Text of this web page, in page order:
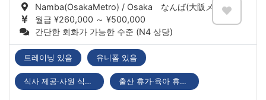
Namba(OsakaMetro) / Osaka なんば(大阪メトロ) / 大阪府
월급 ¥260,000 ～ ¥500,000
간단한 회화가 가능한 수준 (N4 상당)
트레이닝 있음 유니폼 있음
식사 제공·사원 식당 있음 출산 휴가·육아 휴직 있음